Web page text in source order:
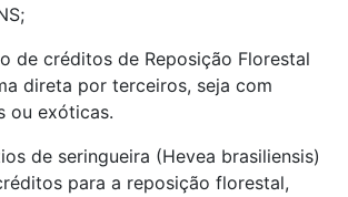
de créditos de Reposição Florestal
direta por terceiros, seja com
ou exóticas.
de seringueira (Hevea brasiliensis)
para a reposição florestal,